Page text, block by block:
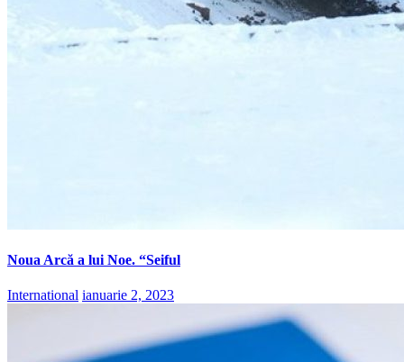
Noua Arcă a lui Noe. “Seiful
International ianuarie 2, 2023